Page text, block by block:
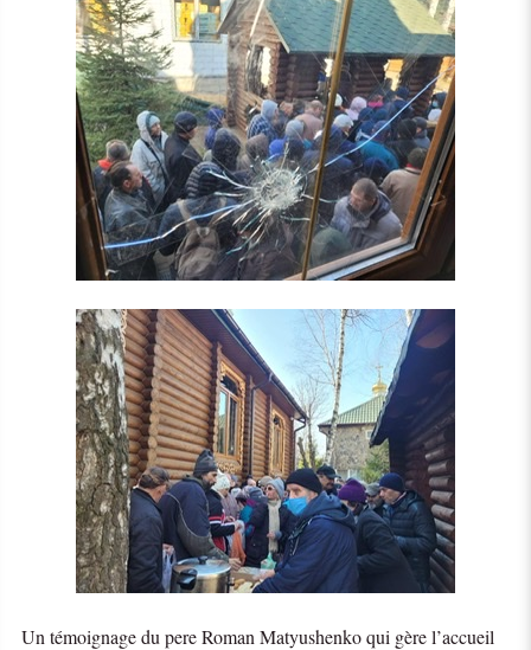
Un témoignage du pere Roman Matyushenko qui gère l’accueil